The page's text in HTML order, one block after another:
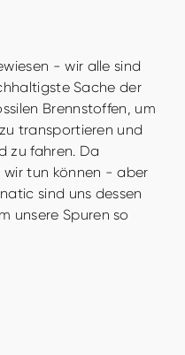
- wir alle sind
Sache der
Brennstoffen, um
transportieren und
zu fahren. Da
wir tun können - aber
sind uns dessen
unsere Spuren so